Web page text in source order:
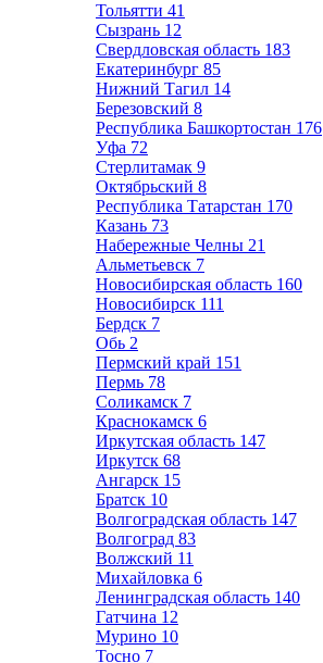
Тольятти 41
Сызрань 12
Свердловская область 183
Екатеринбург 85
Нижний Тагил 14
Березовский 8
Республика Башкортостан 176
Уфа 72
Стерлитамак 9
Октябрьский 8
Республика Татарстан 170
Казань 73
Набережные Челны 21
Альметьевск 7
Новосибирская область 160
Новосибирск 111
Бердск 7
Обь 2
Пермский край 151
Пермь 78
Соликамск 7
Краснокамск 6
Иркутская область 147
Иркутск 68
Ангарск 15
Братск 10
Волгоградская область 147
Волгоград 83
Волжский 11
Михайловка 6
Ленинградская область 140
Гатчина 12
Мурино 10
Тосно 7